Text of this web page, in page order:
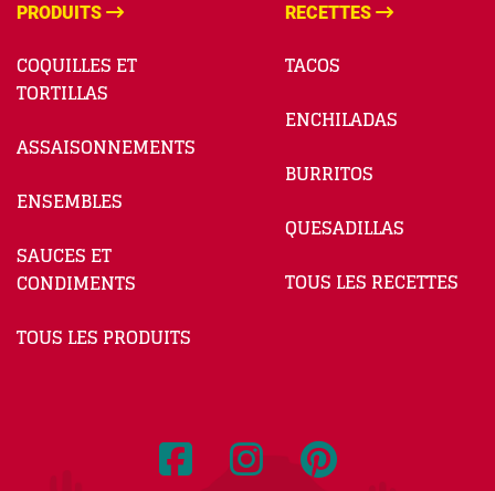
PRODUITS
COQUILLES ET
TORTILLAS
ASSAISONNEMENTS
ENSEMBLES
SAUCES ET
CONDIMENTS
TOUS LES PRODUITS
RECETTES
TACOS
ENCHILADAS
BURRITOS
QUESADILLAS
TOUS LES RECETTES